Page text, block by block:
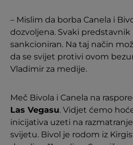
– Mislim da borba Canela i
dozvoljena. Svaki
sankcioniran. Na taj način
da se svijet protivi ovom
Vladimir za medije.
Meč Bivola i Canela na
Las Vegasu. Vidjet ćemo
inicijativa uzeti na
svijetu. Bivol je rodom iz